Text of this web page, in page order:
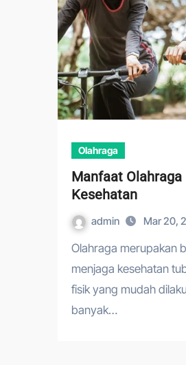
Olahraga
Manfaat
Kesehatan
admin Mar 20,
Olahraga merupakan bagian penting dalam
menjaga kesehatan
fisik yang mudah
banyak…